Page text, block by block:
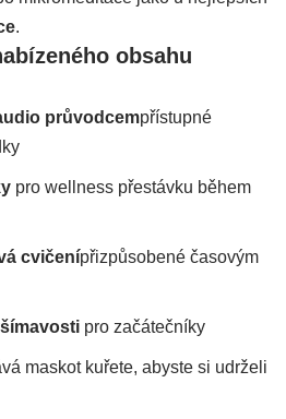
.
obsahu
průvodcempřístupné
pro wellness přestávku během
cvičenípřizpůsobené časovým
pro začátečníky
maskot kuřete, abyste si udrželi